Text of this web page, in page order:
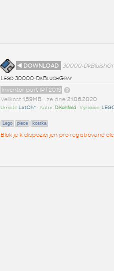
◄ DOWNLOAD
30000-
Lego 30000-DkBluishGray
Inventor part IPT2019
Velikost 1,59MB• ze dne 21.06.2020
Umístil: LatCh^ • Autor: D.Kohfeld• Výrobce:
Lego piece kostka
Blok je k dispozici jen pro registrované